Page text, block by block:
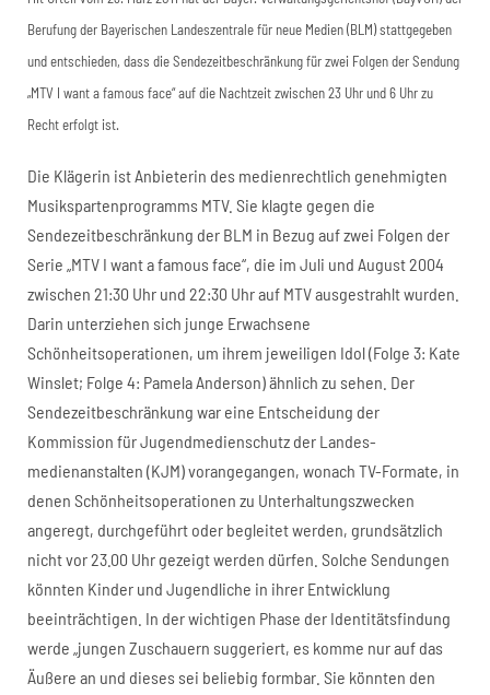
Berufung der Bayerischen Landeszentrale für neue Medien (BLM) stattgegeben
und entschieden, dass die Sendezeitbeschränkung für zwei Folgen der Sendung
„MTV I want a famous face“ auf die Nachtzeit zwischen 23 Uhr und 6 Uhr zu
Recht erfolgt ist.
Die Klägerin ist Anbieterin des medienrechtlich genehmigten
Musikspartenprogramms MTV. Sie klagte gegen die
Sendezeitbeschränkung der BLM in Bezug auf zwei Folgen der
Serie „MTV I want a famous face“, die im Juli und August 2004
zwischen 21:30 Uhr und 22:30 Uhr auf MTV ausgestrahlt wurden.
Darin unterziehen sich junge Erwachsene
Schönheitsoperationen, um ihrem jeweiligen Idol (Folge 3: Kate
Winslet; Folge 4: Pamela Anderson) ähnlich zu sehen. Der
Sendezeitbeschränkung war eine Entscheidung der
Kommission für Jugendmedienschutz der Landes-
medienanstalten (KJM) vorangegangen, wonach TV-Formate, in
denen Schönheitsoperationen zu Unterhaltungszwecken
angeregt, durchgeführt oder begleitet werden, grundsätzlich
nicht vor 23.00 Uhr gezeigt werden dürfen. Solche Sendungen
könnten Kinder und Jugendliche in ihrer Entwicklung
beeinträchtigen. In der wichtigen Phase der Identitätsfindung
werde „jungen Zuschauern suggeriert, es komme nur auf das
Äußere an und dieses sei beliebig formbar. Sie könnten den